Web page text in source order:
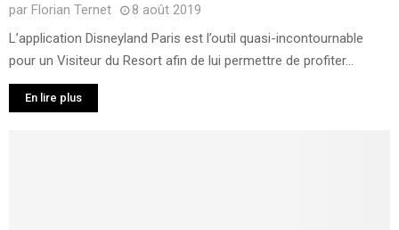
par Florian Ternet
8 août 2019
L’application Disneyland Paris est l’outil quasi-incontournable
pour un Visiteur du Resort afin de lui permettre de profiter...
En lire plus